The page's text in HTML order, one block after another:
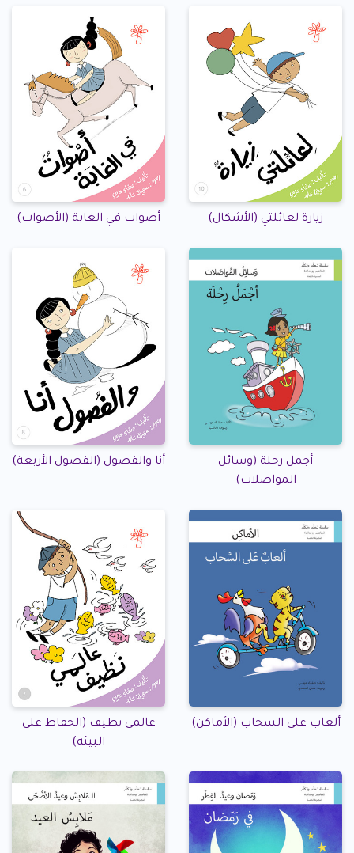
زيارة لعائلتي (الأشكال) أصوات في الغابة (الأصوات)
أجمل رحلة (وسائل
المواصلات)
أنا والفصول (الفصول الأربعة)
ألعاب على السحاب (الأماكن)
عالمي نظيف (الحفاظ على
البيئة)